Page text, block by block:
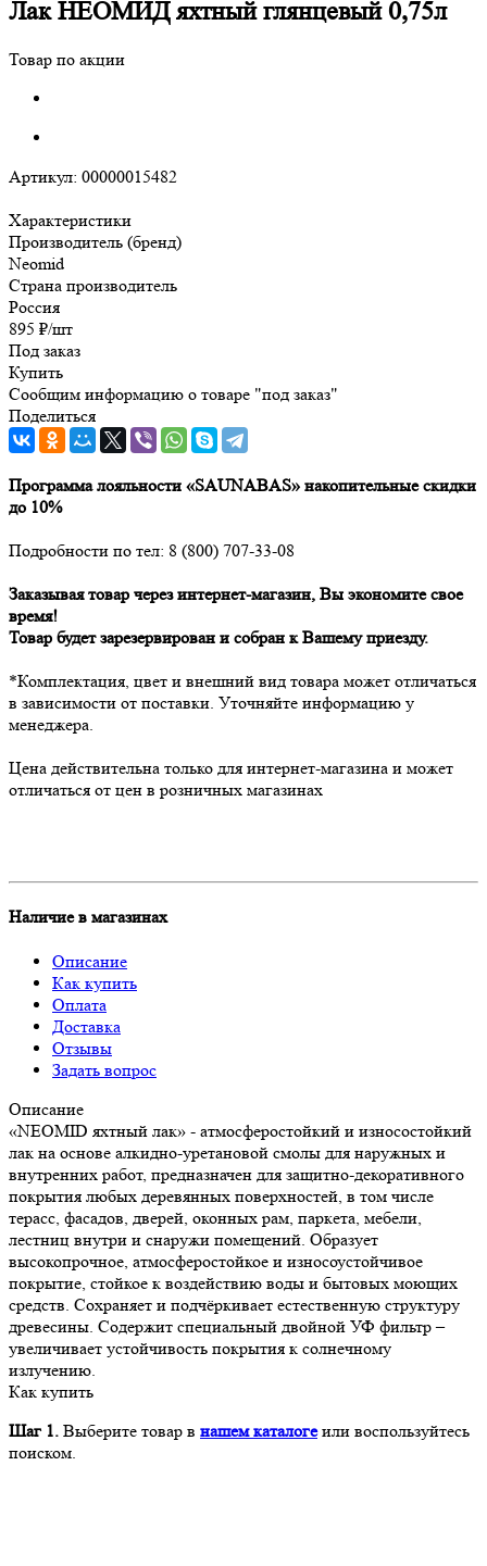
Лак НЕОМИД яхтный глянцевый 0,75л
Товар по акции
Артикул: 00000015482
Характеристики
Производитель (бренд)
Neomid
Страна производитель
Россия
895 ₽/шт
Под заказ
Купить
Сообщим информацию о товаре "под заказ"
Поделиться
Программа лояльности «SAUNABAS» накопительные скидки
до 10%
Подробности по тел: 8 (800) 707-33-08
Заказывая товар через интернет-магазин, Вы экономите свое
время!
Товар будет зарезервирован и собран к Вашему приезду.
*Комплектация, цвет и внешний вид товара может отличаться
в зависимости от поставки. Уточняйте информацию у
менеджера.
Цена действительна только для интернет-магазина и может
отличаться от цен в розничных магазинах
Наличие в магазинах
Описание
Как купить
Оплата
Доставка
Отзывы
Задать вопрос
Описание
«NEOMID яхтный лак» - атмосферостойкий и износостойкий
лак на основе алкидно-уретановой смолы для наружных и
внутренних работ, предназначен для защитно-декоративного
покрытия любых деревянных поверхностей, в том числе
терасс, фасадов, дверей, оконных рам, паркета, мебели,
лестниц внутри и снаружи помещений. Образует
высокопрочное, атмосферостойкое и износоустойчивое
покрытие, стойкое к воздействию воды и бытовых моющих
средств. Сохраняет и подчёркивает естественную структуру
древесины. Содержит специальный двойной УФ фильтр –
увеличивает устойчивость покрытия к солнечному
излучению.
Как купить
Шаг 1. Выберите товар в нашем каталогеили воспользуйтесь
поиском.